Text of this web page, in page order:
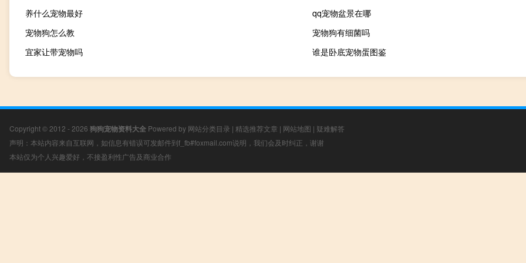
养什么宠物最好
qq宠物盆景在哪
宠物狗怎么教
宠物狗有细菌吗
宜家让带宠物吗
谁是卧底宠物蛋图鉴
Copyright © 2012 - 2026 狗狗宠物资料大全 Powered by 网站分类目录 | 精选推荐文章 | 网站地图 | 疑难解答
声明：本站内容来自互联网，如信息有错误可发邮件到f_fb#foxmail.com说明，我们会及时纠正，谢谢
本站仅为个人兴趣爱好，不接盈利性广告及商业合作